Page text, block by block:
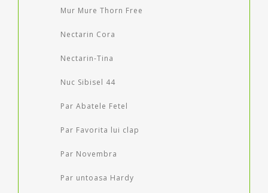
Mur Mure Thorn Free
Nectarin Cora
Nectarin-Tina
Nuc Sibisel 44
Par Abatele Fetel
Par Favorita lui clap
Par Novembra
Par untoasa Hardy